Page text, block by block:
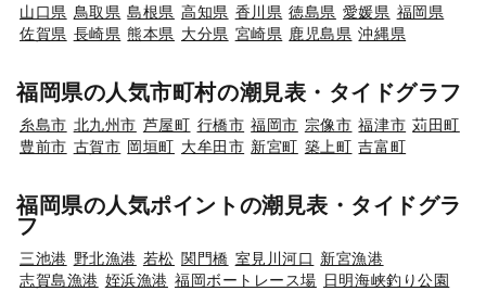
山口県 鳥取県 島根県 高知県 香川県 徳島県 愛媛県 福岡県
佐賀県 長崎県 熊本県 大分県 宮崎県 鹿児島県 沖縄県
福岡県の人気市町村の潮見表・タイドグラフ
糸島市 北九州市 芦屋町 行橋市 福岡市 宗像市 福津市 苅田町
豊前市 古賀市 岡垣町 大牟田市 新宮町 築上町 吉富町
福岡県の人気ポイントの潮見表・タイドグラ
フ
三池港 野北漁港 若松 関門橋 室見川河口 新宮漁港
志賀島漁港 姪浜漁港 福岡ボートレース場 日明海峡釣り公園